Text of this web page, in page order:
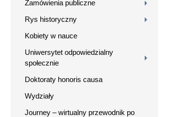
Zamówienia publiczne
Rys historyczny
Kobiety w nauce
Uniwersytet odpowiedzialny
społecznie
Doktoraty honoris causa
Wydziały
Journey – wirtualny przewodnik po